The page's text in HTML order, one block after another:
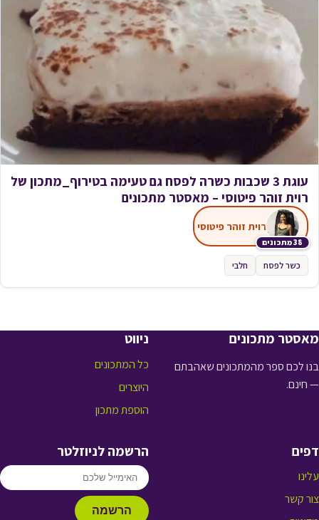
עוגת 3 שכבות כשרה לפסח גם טעימה בטירוף_מתכון של
רוית זוהר פיטוסי – מאסטר מתכונים
38 מתכונים
רוית זוהר פיטוסי
כשר לפסח חלבי
מאסטר מתכונים
בנו לכם ספר מהמתכונים שאהבתם
— חינם.
ניווט
כל המתכונים
היוצרים
הוספת מתכון
דפים
עלינו
צור קשר
הרשמה לניוזלטר
הרשמה